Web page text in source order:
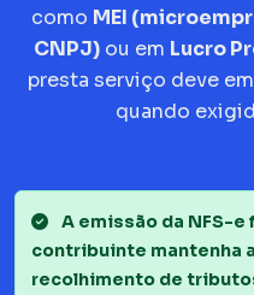
como MEI
CNPJ)ou em Lucro
presta serviço deve
quando
A emissão da NFS-e
contribuinte mantenha
recolhimento de